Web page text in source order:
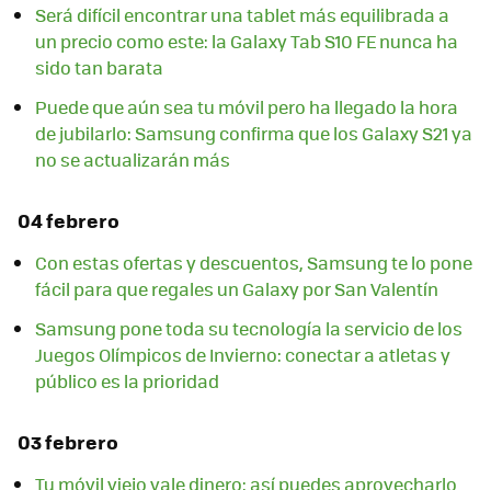
Será difícil encontrar una tablet más equilibrada a
un precio como este: la Galaxy Tab S10 FE nunca ha
sido tan barata
Puede que aún sea tu móvil pero ha llegado la hora
de jubilarlo: Samsung confirma que los Galaxy S21 ya
no se actualizarán más
04 febrero
Con estas ofertas y descuentos, Samsung te lo pone
fácil para que regales un Galaxy por San Valentín
Samsung pone toda su tecnología la servicio de los
Juegos Olímpicos de Invierno: conectar a atletas y
público es la prioridad
03 febrero
Tu móvil viejo vale dinero: así puedes aprovecharlo